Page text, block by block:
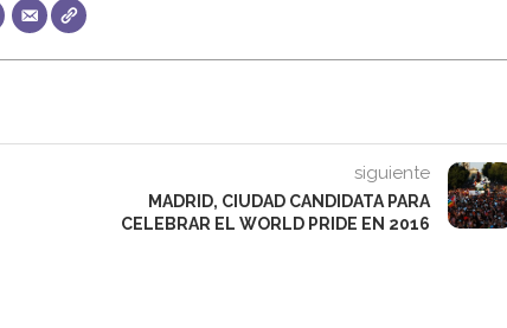
siguiente
MADRID, CIUDAD CANDIDATA PARA
CELEBRAR EL WORLD PRIDE EN 2016